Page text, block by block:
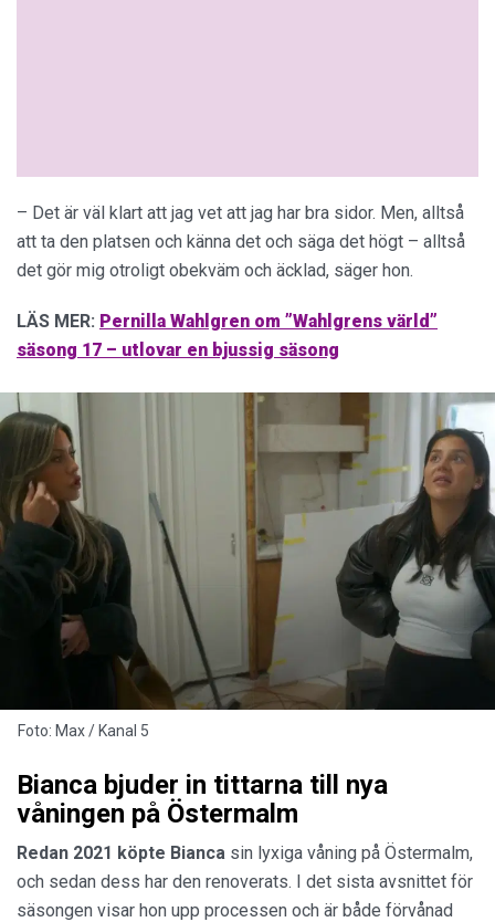
– Det är väl klart att jag vet att jag har bra sidor. Men, alltså
att ta den platsen och känna det och säga det högt – alltså
det gör mig otroligt obekväm och äcklad, säger hon.
LÄS MER: Pernilla Wahlgren om ”Wahlgrens värld”
säsong 17 – utlovar en bjussig säsong
Foto: Max / Kanal 5
Bianca bjuder in tittarna till nya
våningen på Östermalm
Redan 2021 köpte Bianca sin lyxiga våning på Östermalm,
och sedan dess har den renoverats. I det sista avsnittet för
säsongen visar hon upp processen och är både förvånad